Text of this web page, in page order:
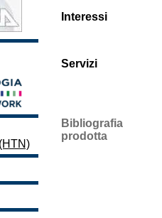
Interessi
Servizi
Bibliografia
prodotta